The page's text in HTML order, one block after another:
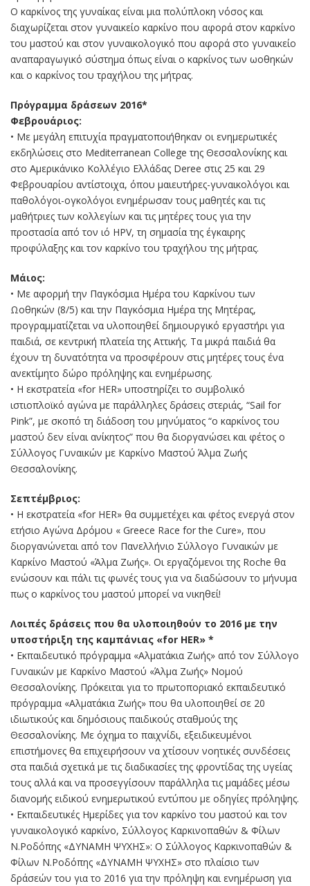
Ο καρκίνος της γυναίκας είναι μια πολύπλοκη νόσος και
διαχωρίζεται στον γυναικείο καρκίνο που αφορά στον καρκίνο
του μαστού και στον γυναικολογικό που αφορά στο γυναικείο
αναπαραγωγικό σύστημα όπως είναι ο καρκίνος των ωοθηκών
και ο καρκίνος του τραχήλου της μήτρας.
Πρόγραμμα δράσεων 2016*
Φεβρουάριος:
• Με μεγάλη επιτυχία πραγματοποιήθηκαν οι ενημερωτικές
εκδηλώσεις στο Mediterranean College της Θεσσαλονίκης και
στο Αμερικάνικο Κολλέγιο Ελλάδας Deree στις 25 και 29
Φεβρουαρίου αντίστοιχα, όπου μαιευτήρες-γυναικολόγοι και
παθολόγοι-ογκολόγοι ενημέρωσαν τους μαθητές και τις
μαθήτριες των κολλεγίων και τις μητέρες τους για την
προστασία από τον ιό HPV, τη σημασία της έγκαιρης
προφύλαξης και τον καρκίνο του τραχήλου της μήτρας.
Μάιος:
• Με αφορμή την Παγκόσμια Ημέρα του Καρκίνου των
Ωοθηκών (8/5) και την Παγκόσμια Ημέρα της Μητέρας,
προγραμματίζεται να υλοποιηθεί δημιουργικό εργαστήρι για
παιδιά, σε κεντρική πλατεία της Αττικής. Τα μικρά παιδιά θα
έχουν τη δυνατότητα να προσφέρουν στις μητέρες τους ένα
ανεκτίμητο δώρο πρόληψης και ενημέρωσης.
• Η εκστρατεία «for HER» υποστηρίζει το συμβολικό
ιστιοπλοϊκό αγώνα με παράλληλες δράσεις στεριάς, “Sail for
Pink”, με σκοπό τη διάδοση του μηνύματος “ο καρκίνος του
μαστού δεν είναι ανίκητος” που θα διοργανώσει και φέτος ο
Σύλλογος Γυναικών με Καρκίνο Μαστού Άλμα Ζωής
Θεσσαλονίκης.
Σεπτέμβριος:
• Η εκστρατεία «for HER» θα συμμετέχει και φέτος ενεργά στον
ετήσιο Αγώνα Δρόμου « Greece Race for the Cure», που
διοργανώνεται από τον Πανελλήνιο Σύλλογο Γυναικών με
Καρκίνο Μαστού «Άλμα Ζωής». Οι εργαζόμενοι της Roche θα
ενώσουν και πάλι τις φωνές τους για να διαδώσουν το μήνυμα
πως ο καρκίνος του μαστού μπορεί να νικηθεί!
Λοιπές δράσεις που θα υλοποιηθούν το 2016 με την
υποστήριξη της καμπάνιας «for HER» *
• Εκπαιδευτικό πρόγραμμα «Αλματάκια Ζωής» από τον Σύλλογο
Γυναικών με Καρκίνο Μαστού «Άλμα Ζωής» Νομού
Θεσσαλονίκης. Πρόκειται για το πρωτοποριακό εκπαιδευτικό
πρόγραμμα «Αλματάκια Ζωής» που θα υλοποιηθεί σε 20
ιδιωτικούς και δημόσιους παιδικούς σταθμούς της
Θεσσαλονίκης. Με όχημα το παιχνίδι, εξειδικευμένοι
επιστήμονες θα επιχειρήσουν να χτίσουν νοητικές συνδέσεις
στα παιδιά σχετικά με τις διαδικασίες της φροντίδας της υγείας
τους αλλά και να προσεγγίσουν παράλληλα τις μαμάδες μέσω
διανομής ειδικού ενημερωτικού εντύπου με οδηγίες πρόληψης.
• Εκπαιδευτικές Ημερίδες για τον καρκίνο του μαστού και τον
γυναικολογικό καρκίνο, Σύλλογος Καρκινοπαθών & Φίλων
Ν.Ροδόπης «ΔΥΝΑΜΗ ΨΥΧΗΣ»: Ο Σύλλογος Καρκινοπαθών &
Φίλων Ν.Ροδόπης «ΔΥΝΑΜΗ ΨΥΧΗΣ» στο πλαίσιο των
δράσεών του για το 2016 για την πρόληψη και ενημέρωση για